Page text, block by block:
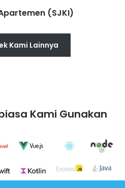
(SJKI)
Kami Lainnya
Kami Gunakan